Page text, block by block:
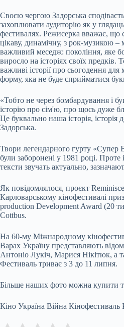
Своєю чергою Задорська
захоплювати аудиторію як у
фестивалях. Режисерка вважає, що
цікаву, динамічну, з рок-музикою
важливий меседж: покоління, яке
виросло на історіях своїх
важливі історії про сьогодення для
форму, яка не буде сприйматися
«Тобто не через бомбардування і
історію про сім'ю, про щось дуже
Це буквально наша історія, історія
Задорська.
Твори легендарного гурту «Супер
були заборонені у 1981 році. Проте
тексти звучать актуально,
Як повідомлялося, проєкт
Карловарському кінофестивалі
production Development Award (20
Cottbus.
На 60-му Міжнародному
Варах Україну представляють
Антоніо Лукіч, Марися Нікітюк, а
Фестиваль триває з 3 до 11 липня.
Більше наших фото можна купити
Кіно Україна Війна Кінофестиваль